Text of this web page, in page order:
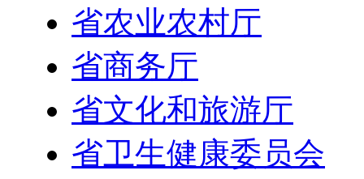
省农业农村厅
省商务厅
省文化和旅游厅
省卫生健康委员会